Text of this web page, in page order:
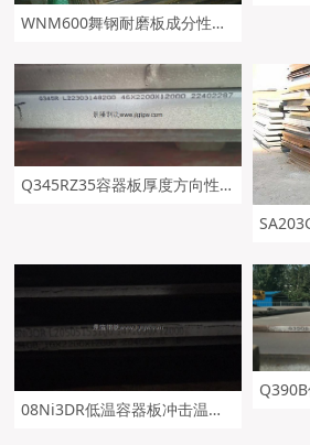
WNM600舞钢耐磨板成分性能及钢板应用范围
Q345RZ35容器板厚度方向性能及舞钢生产供应
08Ni3DR低温容器板冲击温度及钢板舞钢定轧